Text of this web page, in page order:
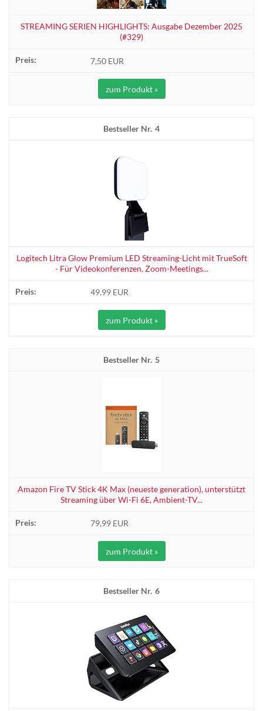
STREAMING SERIEN HIGHLIGHTS: Ausgabe Dezember 2025
(#329)
7,50 EUR
zum Produkt »
4
Logitech Litra Glow Premium LED Streaming-Licht mit TrueSoft
- Für Videokonferenzen, Zoom-Meetings...
49,99 EUR
zum Produkt »
5
Amazon Fire TV Stick 4K Max (neueste generation), unterstützt
Streaming über Wi-Fi 6E, Ambient-TV...
79,99 EUR
zum Produkt »
6